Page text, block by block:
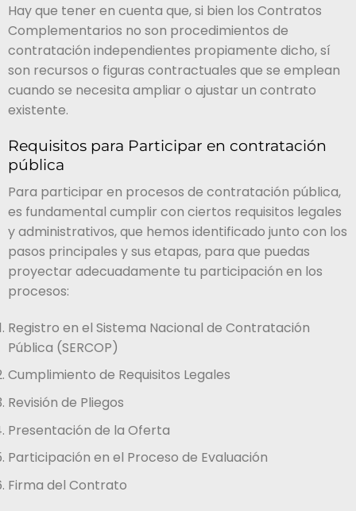
Hay que tener en cuenta que, si bien los Contratos
Complementarios no son procedimientos de
contratación independientes propiamente dicho, sí
son recursos o figuras contractuales que se emplean
cuando se necesita ampliar o ajustar un contrato
existente.
Requisitos para Participar en contratación
pública
Para participar en procesos de contratación pública,
es fundamental cumplir con ciertos requisitos legales
y administrativos, que hemos identificado junto con los
pasos principales y sus etapas, para que puedas
proyectar adecuadamente tu participación en los
procesos:
Registro en el Sistema Nacional de Contratación
Pública (SERCOP)
Cumplimiento de Requisitos Legales
Revisión de Pliegos
Presentación de la Oferta
Participación en el Proceso de Evaluación
Firma del Contrato